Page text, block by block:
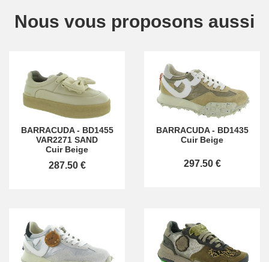
Nous vous proposons aussi
BARRACUDA- BD1455
VAR2271 SAND
Cuir Beige
287.50 €
BARRACUDA- BD1435
Cuir Beige
297.50 €